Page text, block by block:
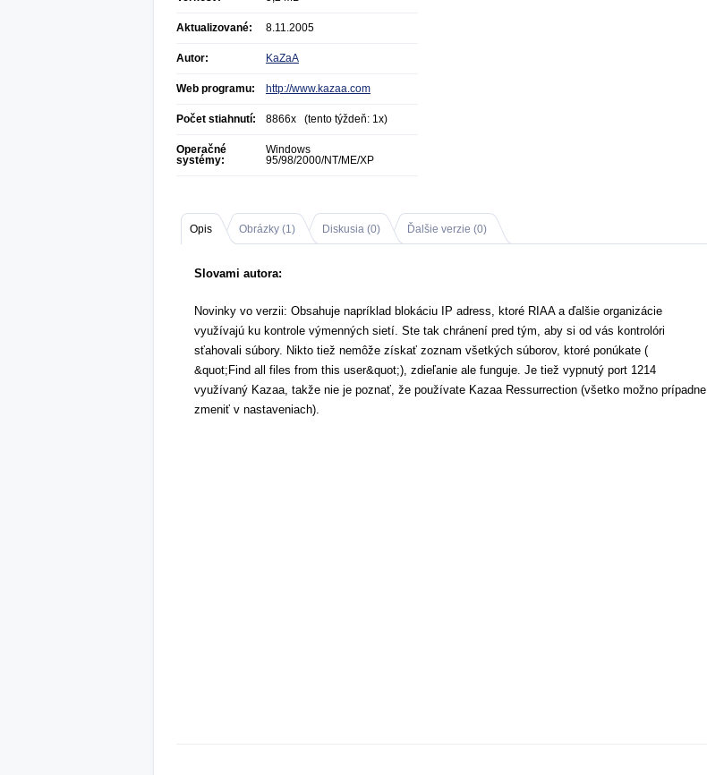
Aktualizované: 8.11.2005
Autor: KaZaA
Web programu: http://www.kazaa.com
Počet stiahnutí: 8866x (tento týždeň: 1x)
Operačné
systémy:
Windows
95/98/2000/NT/ME/XP
Opis Obrázky (1) Diskusia (0) Ďalšie verzie (0)
Slovami autora:
Novinky vo verzii: Obsahuje napríklad blokáciu IP adress, ktoré RIAA a ďalšie organizácie
využívajú ku kontrole výmenných sietí. Ste tak chránení pred tým, aby si od vás kontrolóri
sťahovali súbory. Nikto tiež nemôže získať zoznam všetkých súborov, ktoré ponúkate (
&quot;Find all files from this user&quot;), zdieľanie ale funguje. Je tiež vypnutý port 1214
využívaný Kazaa, takže nie je poznať, že používate Kazaa Ressurrection (všetko možno prípadne
zmeniť v nastaveniach).